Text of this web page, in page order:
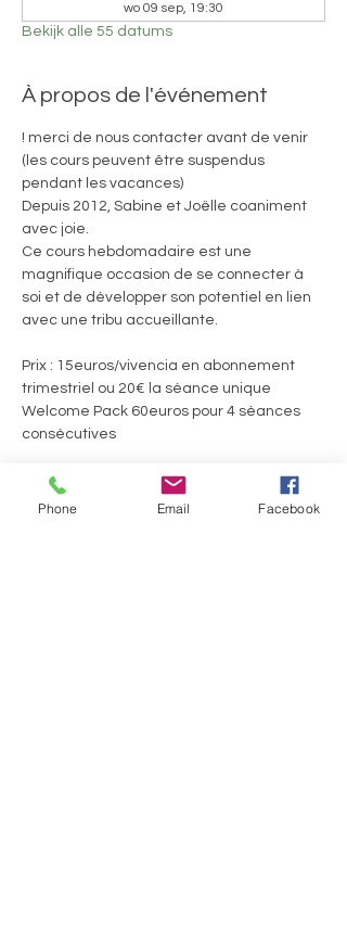
wo 09 sep, 19:30
Bekijk alle 55 datums
À propos de l'événement
! merci de nous contacter avant de venir
(les cours peuvent être suspendus
pendant les vacances)
Depuis 2012, Sabine et Joëlle coaniment
avec joie.
Ce cours hebdomadaire est une
magnifique occasion de se connecter à
soi et de développer son potentiel en lien
avec une tribu accueillante.
Prix : 15euros/vivencia en abonnement
trimestriel ou 20€ la séance unique
Welcome Pack 60euros pour 4 séances
consécutives
Ils.Elles témoignent :
En lire plus >
Phone Email Facebook